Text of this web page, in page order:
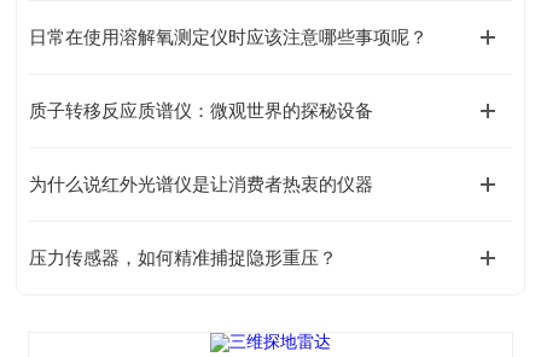
日常在使用溶解氧测定仪时应该注意哪些事项呢？
质子转移反应质谱仪：微观世界的探秘设备
为什么说红外光谱仪是让消费者热衷的仪器
压力传感器，如何精准捕捉隐形重压？